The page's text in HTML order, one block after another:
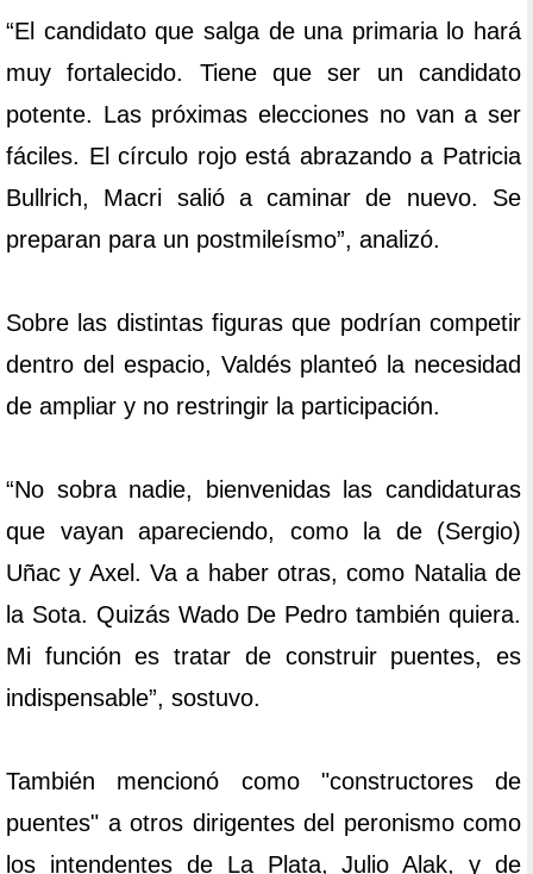
“El candidato que salga de una primaria lo hará
muy fortalecido. Tiene que ser un candidato
potente. Las próximas elecciones no van a ser
fáciles. El círculo rojo está abrazando a Patricia
Bullrich, Macri salió a caminar de nuevo. Se
preparan para un postmileísmo”, analizó.
Sobre las distintas figuras que podrían competir
dentro del espacio, Valdés planteó la necesidad
de ampliar y no restringir la participación.
“No sobra nadie, bienvenidas las candidaturas
que vayan apareciendo, como la de (Sergio)
Uñac y Axel. Va a haber otras, como Natalia de
la Sota. Quizás Wado De Pedro también quiera.
Mi función es tratar de construir puentes, es
indispensable”, sostuvo.
También mencionó como "constructores de
puentes" a otros dirigentes del peronismo como
los intendentes de La Plata, Julio Alak, y de